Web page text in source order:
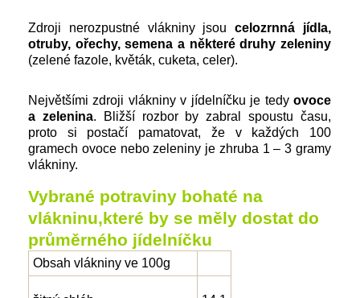
Zdroji nerozpustné vlákniny jsoucelozrnná jídla,
otruby, ořechy, semena a některé druhy zeleniny
(zelené fazole, květák, cuketa, celer).
Největšími zdroji vlákniny v jídelníčku je tedy ovoce
a zelenina. Bližší rozbor by zabral spoustu času,
proto si postačí pamatovat, že v každých 100
gramech ovoce nebo zeleniny je zhruba 1 – 3 gramy
vlákniny.
Vybrané potraviny bohaté na
vlákninu,které by se měly dostat do
průměrného jídelníčku
Obsah vlákniny ve 100g